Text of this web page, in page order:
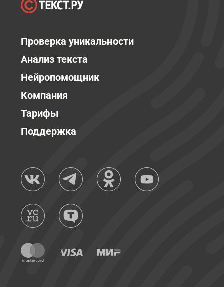
Проверка уникальности
Анализ текста
Нейропомощник
Компания
Тарифы
Поддержка